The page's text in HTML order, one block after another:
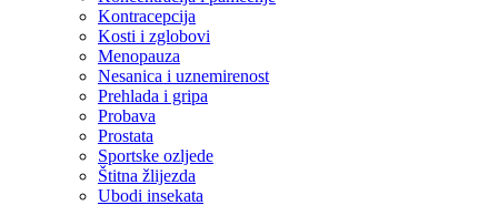
Kontracepcija
Kosti i zglobovi
Menopauza
Nesanica i uznemirenost
Prehlada i gripa
Probava
Prostata
Sportske ozljede
Štitna žlijezda
Ubodi insekata